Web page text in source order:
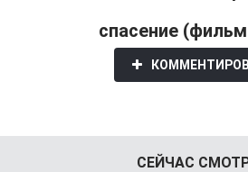
спасение
СЕЙЧАС